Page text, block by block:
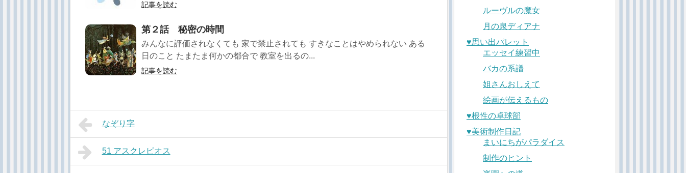
記事を読む
第２話 秘密の時間
みんなに評価されなくても 家で禁止されても すきなことはやめられない ある
日のこと たまたま何かの都合で 教室を出るの...
記事を読む
なぞり字
51 アスクレピオス
ルーヴルの魔女
月の泉ディアナ
♥︎思い出パレット
エッセイ練習中
バカの系譜
姐さんおしえて
絵画が伝えるもの
♥︎根性の卓球部
♥︎美術制作日記
まいにちがパラダイス
制作のヒント